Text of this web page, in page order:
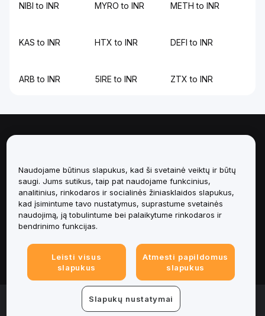
NIBI to INR MYRO to INR METH to INR
KAS to INR HTX to INR DEFI to INR
ARB to INR 5IRE to INR ZTX to INR
Paslaugos
Pagalba
Produktai
Teisinė informacija
© 2025-2026 Bybit.eu. All rights reserved.
Naudojame būtinus slapukus, kad ši svetainė veiktų ir būtų
saugi. Jums sutikus, taip pat naudojame funkcinius,
analitinius, rinkodaros ir socialinės žiniasklaidos slapukus,
kad įsimintume tavo nustatymus, suprastume svetainės
naudojimą, ją tobulintume bei palaikytume rinkodaros ir
bendrinimo funkcijas.
Leisti visus
slapukus
Atmesti papildomus
slapukus
Slapukų nustatymai